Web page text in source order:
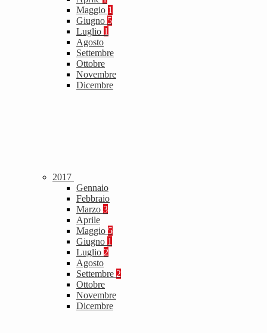
Maggio 1
Giugno 5
Luglio 1
Agosto
Settembre
Ottobre
Novembre
Dicembre
2017
Gennaio
Febbraio
Marzo 3
Aprile
Maggio 5
Giugno 1
Luglio 2
Agosto
Settembre 2
Ottobre
Novembre
Dicembre